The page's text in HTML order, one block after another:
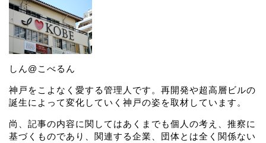
しん@こべるん
神戸をこよなく愛する管理人です。再開発や超高層ビルの
誕生によって変化していく神戸の姿を取材しています。
尚、記事の内容に関してはあくまでも個人の考え、推察に
基づくものであり、関連する企業、団体とは全く関係ない